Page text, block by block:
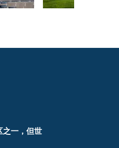
之一，但世